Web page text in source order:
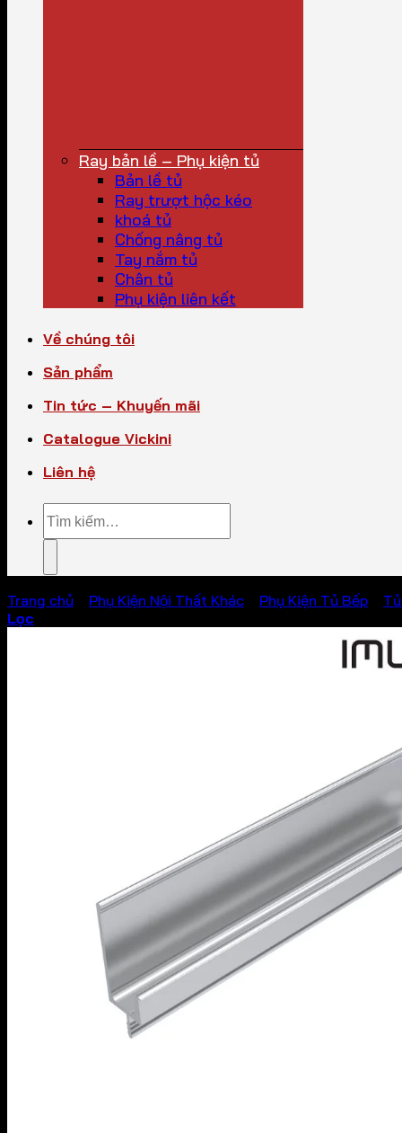
Ray bản lề – Phụ kiện tủ
Bản lề tủ
Ray trượt hộc kéo
khoá tủ
Chống nâng tủ
Tay nắm tủ
Chân tủ
Phụ kiện liên kết
Về chúng tôi
Sản phẩm
Tin tức – Khuyến mãi
Catalogue Vickini
Liên hệ
Tìm
kiếm:
Trang chủ Phụ Kiện Nội Thất Khác Phụ Kiện Tủ Bếp
Lọc